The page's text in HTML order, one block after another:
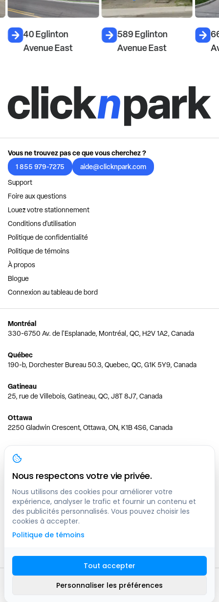
40 Eglinton
Avenue East
589 Eglinton
Avenue East
Vous ne trouvez pas ce que vous cherchez ?
1 855 979-7275
aide@clicknpark.com
Support
Foire aux questions
Louez votre stationnement
Conditions d'utilisation
Politique de confidentialité
Politique de témoins
À propos
Blogue
Connexion au tableau de bord
Montréal
330-6750 Av. de l'Esplanade, Montréal, QC, H2V 1A2, Canada
Québec
190-b, Dorchester Bureau 50.3, Quebec, QC, G1K 5Y9, Canada
Gatineau
25, rue de Villebois, Gatineau, QC, J8T 8J7, Canada
Ottawa
2250 Gladwin Crescent, Ottawa, ON, K1B 4S6, Canada
Toronto
150 Ferrand Dr, 6th Floor, Toronto, ON, M3C 3E5, Canada
Vancouver
1200 W 73rd Ave #1415, Vancouver, BC, V6P 6G5, Canada
Calgary
444 5 Ave SW #400 Calgary, AB, T2P 2T8, Canada
2016 -2026
Plan du site
Nous respectons votre vie privée.
Nous utilisons des cookies pour améliorer votre
expérience, analyser le trafic et fournir un contenu et
des publicités personnalisés. Vous pouvez choisir les
cookies à accepter.
Politique de témoins
Tout accepter
Personnaliser les préférences